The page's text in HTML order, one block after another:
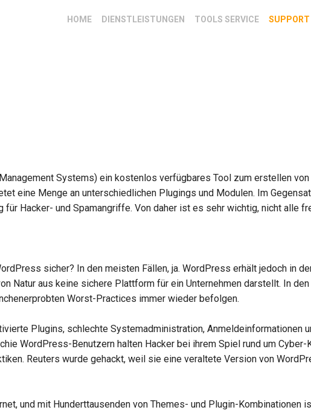
HOME DIENSTLEISTUNGEN TOOLS SERVICE SUPPORT
Systems) ein kostenlos verfügbares Tool zum erstellen
eine Menge an unterschiedlichen Plugings und Modulen. Im
Hacker- und Spamangriffe. Von daher ist es sehr wichtig, nicht alle
sicher? In den meisten Fällen, ja. WordPress erhält jedoch in
Natur aus keine sichere Plattform für ein Unternehmen darstellt. In
Worst-Practices immer wieder befolgen.
Plugins, schlechte Systemadministration, Anmeldeinformationen
WordPress-Benutzern halten Hacker bei ihrem Spiel rund um Cyber-
Reuters wurde gehackt, weil sie eine veraltete Version von
und mit Hunderttausenden von Themes- und Plugin-Kombinationen